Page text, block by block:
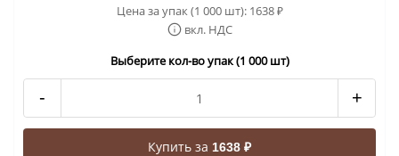
Цена за упак (1 000 шт): 1638₽
вкл. НДС
Выберите кол-во упак (1 000 шт)
- +
Купить за 1638 ₽